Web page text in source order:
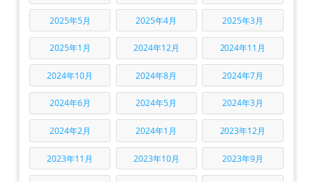
2025年5月 2025年4月 2025年3月
2025年1月 2024年12月 2024年11月
2024年10月 2024年8月 2024年7月
2024年6月 2024年5月 2024年3月
2024年2月 2024年1月 2023年12月
2023年11月 2023年10月 2023年9月